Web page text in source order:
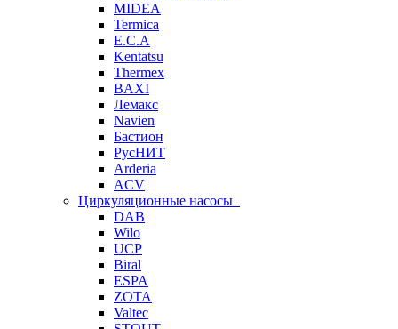
MIDEA
Termica
E.C.A
Kentatsu
Thermex
BAXI
Лемакс
Navien
Бастион
РусНИТ
Arderia
ACV
Циркуляционные насосы
DAB
Wilo
UCP
Biral
ESPA
ZOTA
Valtec